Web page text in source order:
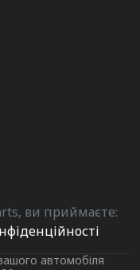
ви приймаєте:
автомобіля